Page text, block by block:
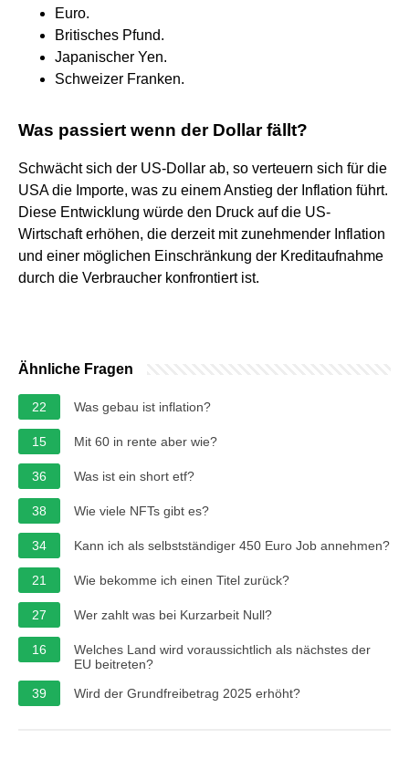
Euro.
Britisches Pfund.
Japanischer Yen.
Schweizer Franken.
Was passiert wenn der Dollar fällt?
Schwächt sich der US-Dollar ab, so verteuern sich für die
USA die Importe, was zu einem Anstieg der Inflation führt.
Diese Entwicklung würde den Druck auf die US-
Wirtschaft erhöhen, die derzeit mit zunehmender Inflation
und einer möglichen Einschränkung der Kreditaufnahme
durch die Verbraucher konfrontiert ist.
Ähnliche Fragen
22 Was gebau ist inflation?
15 Mit 60 in rente aber wie?
36 Was ist ein short etf?
38 Wie viele NFTs gibt es?
34 Kann ich als selbstständiger 450 Euro Job annehmen?
21 Wie bekomme ich einen Titel zurück?
27 Wer zahlt was bei Kurzarbeit Null?
16
Welches Land wird voraussichtlich als nächstes der
EU beitreten?
39
Wird der Grundfreibetrag 2025 erhöht?